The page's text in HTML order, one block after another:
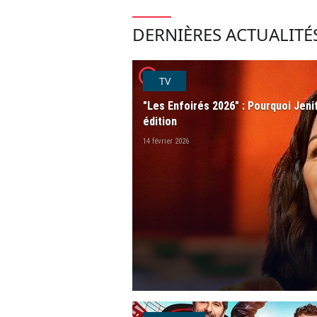
DERNIÈRES
player2TV
"Les Enfoirés 2026" : Pourquoi
édition
14 février 2026